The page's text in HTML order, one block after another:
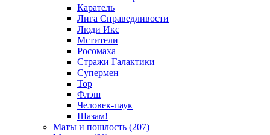
Каратель
Лига Справедливости
Люди Икс
Мстители
Росомаха
Стражи Галактики
Супермен
Тор
Флэш
Человек-паук
Шазам!
Маты и пошлость (207)